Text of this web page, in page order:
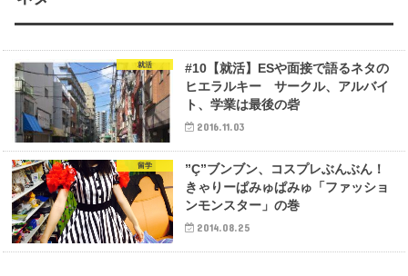
就活
#10【就活】ESや面接で語るネタの
ヒエラルキー サークル、アルバイ
ト、学業は最後の砦
2016.11.03
留学
”Ç”ブンブン、コスプレぶんぶん！
きゃりーぱみゅぱみゅ「ファッショ
ンモンスター」の巻
2014.08.25